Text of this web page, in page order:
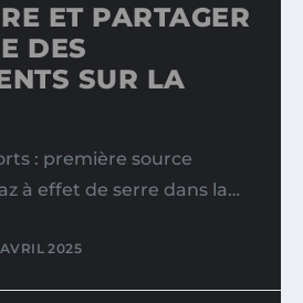
ET PARTAGER
DES
SUR LA
: première source
à effet de serre dans la…
2025